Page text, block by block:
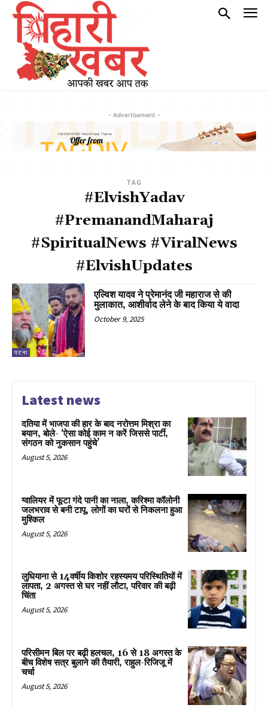
- Advertisement -
TAG
#ElvishYadav
#PremanandMaharaj
#SpiritualNews #ViralNews
#ElvishUpdates
पटना
एल्विश यादव ने प्रेमानंद जी महाराज से की
मुलाकात, आशीर्वाद लेने के बाद किया ये वादा
October 9, 2025
Latest news
दतिया में भाजपा की हार के बाद नरोत्तम मिश्रा का
बयान, बोले- ‘ऐसा कोई काम न करें जिससे पार्टी,
संगठन को नुकसान पहुंचे’
August 5, 2026
ग्वालियर में फूटा गंदे पानी का नाला, करिश्मा कॉलोनी
जलभराव से बनी टापू, लोगों का घरों से निकलना हुआ
मुश्किल
August 5, 2026
लुधियाना से 14वर्षीय किशोर रहस्यमय परिस्थितियों में
लापता, 2 अगस्त से घर नहीं लौटा, परिवार की बढ़ी
चिंता
August 5, 2026
परिसीमन बिल पर बढ़ी हलचल, 16 से 18 अगस्त के
बीच विशेष सत्र बुलाने की तैयारी, राहुल-रिजिजू में
चर्चा
August 5, 2026